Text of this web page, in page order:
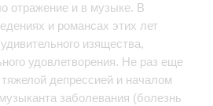
отражение и в музыке. В
и романсах этих лет
изящества,
удовлетворения. Не раз еще
депрессией и началом
заболевания (болезнь